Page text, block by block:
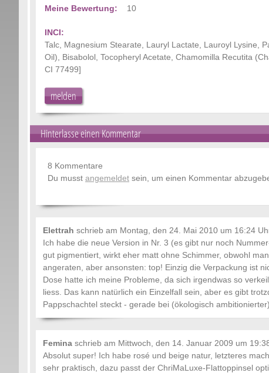
Meine Bewertung: 10
INCI:
Talc, Magnesium Stearate, Lauryl Lactate, Lauroyl Lysine,
Oil), Bisabolol, Tocopheryl Acetate, Chamomilla Recutita
CI 77499]
melden
Hinterlasse einen Kommentar
8 Kommentare
Du musst angemeldet sein, um einen Kommentar
Elettrah schrieb am Montag, den 24. Mai 2010 um 16:24
Ich habe die neue Version in Nr. 3 (es gibt nur noch
gut pigmentiert, wirkt eher matt ohne Schimmer, obwohl
angeraten, aber ansonsten: top! Einzig die Verpackung ist
Dose hatte ich meine Probleme, da sich irgendwas so
liess. Das kann natürlich ein Einzelfall sein, aber es gibt
Pappschachtel steckt - gerade bei (ökologisch
Femina schrieb am Mittwoch, den 14. Januar 2009 um
Absolut super! Ich habe rosé und beige natur, letzteres
sehr praktisch, dazu passt der ChriMaLuxe-Flattoppinsel